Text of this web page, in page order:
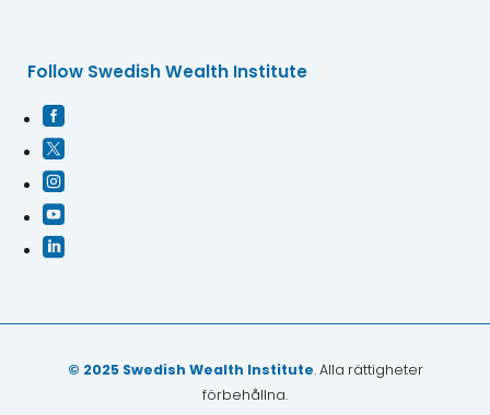
Follow Swedish Wealth Institute





© 2025 Swedish Wealth Institute. Alla rättigheter
förbehållna.